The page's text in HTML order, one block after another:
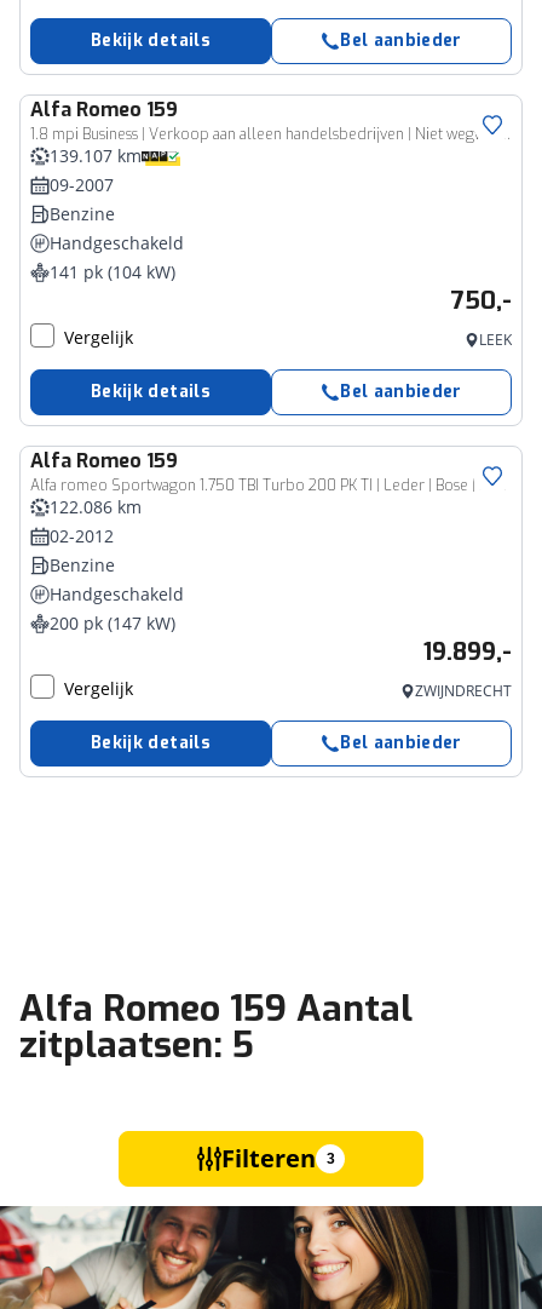
Bekijk details Bel aanbieder
Alfa Romeo 159
1.8 mpi Business | Verkoop aan alleen handelsbedrijven | Niet wegwaardig
139.107 km
09-2007
Benzine
Handgeschakeld
141 pk (104 kW)
750,-
Vergelijk LEEK
Bekijk details Bel aanbieder
Alfa Romeo 159
Alfa romeo Sportwagon 1.750 TBI Turbo 200 PK TI | Leder | Bose | Xenon | Cruise | 19"
122.086 km
02-2012
Benzine
Handgeschakeld
200 pk (147 kW)
19.899,-
Vergelijk ZWIJNDRECHT
Bekijk details Bel aanbieder
Alfa Romeo 159 Aantal
zitplaatsen: 5
Filteren 3